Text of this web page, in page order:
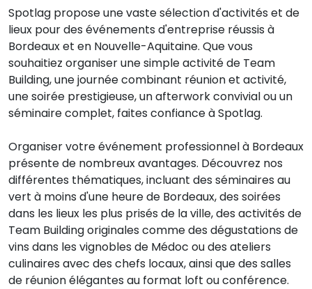
Spotlag propose une vaste sélection d'activités et de
lieux pour des événements d'entreprise réussis à
Bordeaux et en Nouvelle-Aquitaine. Que vous
souhaitiez organiser une simple activité de Team
Building, une journée combinant réunion et activité,
une soirée prestigieuse, un afterwork convivial ou un
séminaire complet, faites confiance à Spotlag.
Organiser votre événement professionnel à Bordeaux
présente de nombreux avantages. Découvrez nos
différentes thématiques, incluant des séminaires au
vert à moins d'une heure de Bordeaux, des soirées
dans les lieux les plus prisés de la ville, des activités de
Team Building originales comme des dégustations de
vins dans les vignobles de Médoc ou des ateliers
culinaires avec des chefs locaux, ainsi que des salles
de réunion élégantes au format loft ou conférence.